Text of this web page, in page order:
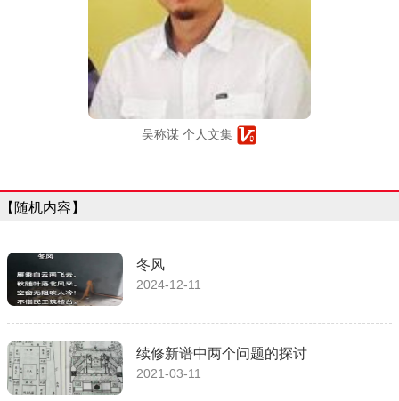
吴称谋 个人文集
【随机内容】
冬风
2024-12-11
续修新谱中两个问题的探讨
2021-03-11